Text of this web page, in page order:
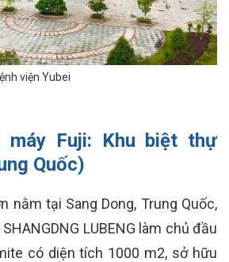
viện Yubei
máy Fuji: Khu biệt thự
Quốc)
nằm tại Sang Dong, Trung Quốc,
LUBENG làm chủ đầu
có diện tích 1000 m2, sở hữu